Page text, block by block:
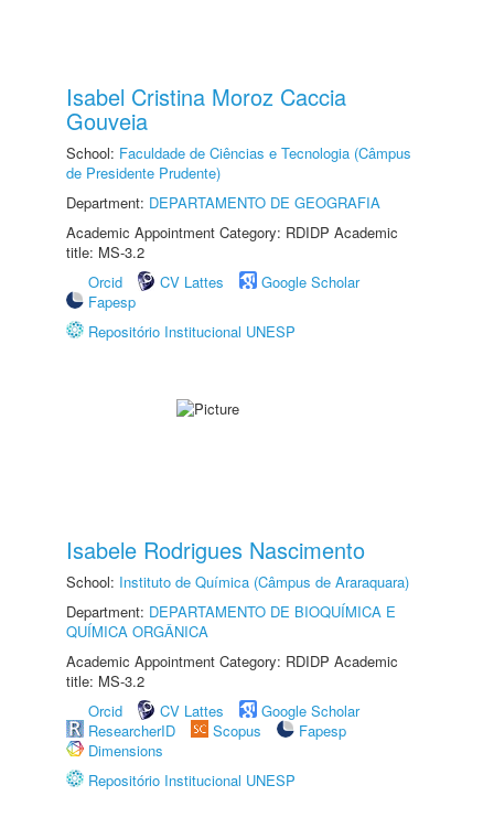
Isabel Cristina Moroz Caccia
Gouveia
School: Faculdade de Ciências e Tecnologia (Câmpus
de Presidente Prudente)
Department: DEPARTAMENTO DE GEOGRAFIA
Academic Appointment Category: RDIDP Academic
title: MS-3.2
Orcid
CV Lattes
Google Scholar
Fapesp
Repositório Institucional UNESP
Isabele Rodrigues Nascimento
School: Instituto de Química (Câmpus de Araraquara)
Department: DEPARTAMENTO DE BIOQUÍMICA E
QUÍMICA ORGÂNICA
Academic Appointment Category: RDIDP Academic
title: MS-3.2
Orcid
CV Lattes
Google Scholar
ResearcherID
Scopus
Fapesp
Dimensions
Repositório Institucional UNESP